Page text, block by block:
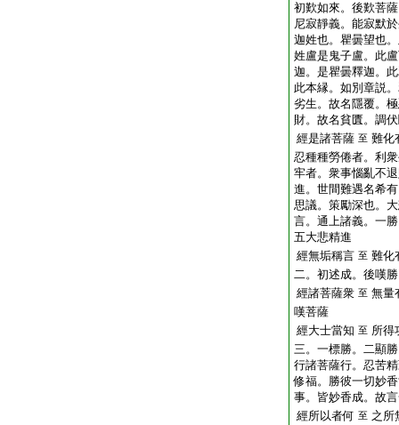
初歎如來。後歎菩
尼寂靜義。能寂默
迦姓也。瞿曇望也
姓盧是鬼子盧。此
迦。是瞿曇釋迦。
此本縁。如別章説
劣生。故名隱覆。
財。故名貧匱。調
經是諸菩薩 至 難化
忍種種勞倦者。利
牢者。衆事惱亂不
進。世間難遇名希
思議。策勵深也。
言。通上諸義。一
五大悲精進
經無垢稱言 至 難化
二。初述成。後嘆
經諸菩薩衆 至 無量
嘆菩薩
經大士當知 至 所
三。一標勝。二顯
行諸菩薩行。忍苦
修福。勝彼一切妙
事。皆妙香成。故
經所以者何 至 之